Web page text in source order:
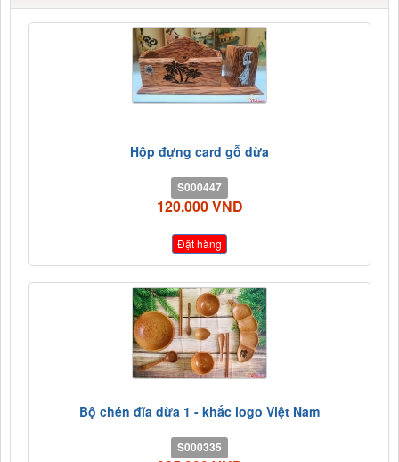
Hộp đựng card gỗ dừa
S000447
120.000 VND
Đặt hàng
Bộ chén đĩa dừa 1 - khắc logo Việt Nam
S000335